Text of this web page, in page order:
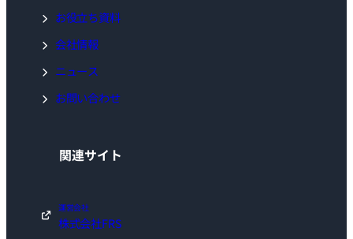
お役立ち資料
会社情報
ニュース
お問い合わせ
関連サイト
運営会社
株式会社FRS